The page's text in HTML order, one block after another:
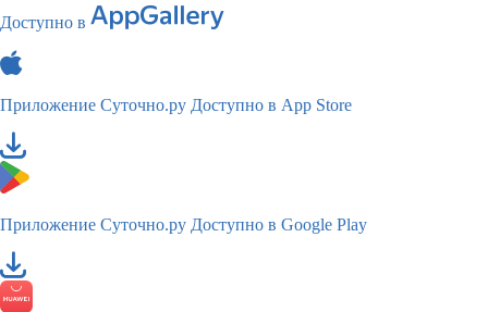
Доступно в
Приложение Суточно.ру Доступно в App Store
Приложение Суточно.ру Доступно в Google Play